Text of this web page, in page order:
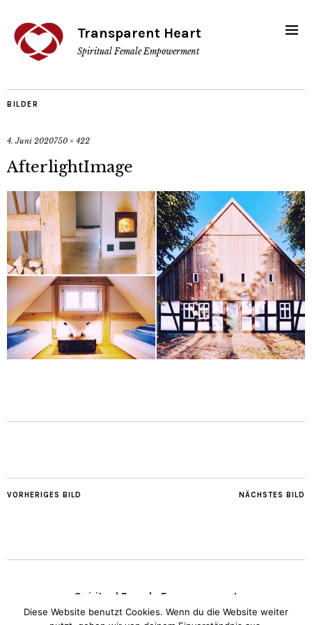
Transparent Heart
Spiritual Female Empowerment
BILDER
4. Juni 2020750 × 422
AfterlightImage
NÄCHSTES BILD
VORHERIGES BILD
Spiritual Female Empowerment
Diese Website benutzt Cookies. Wenn du die Website weiter